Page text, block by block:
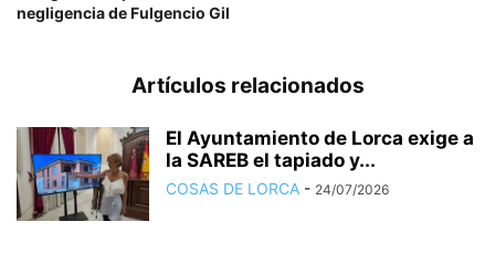
negligencia de Fulgencio Gil
Artículos relacionados
El Ayuntamiento de Lorca exige a
la SAREB el tapiado y...
COSAS DE LORCA - 24/07/2026